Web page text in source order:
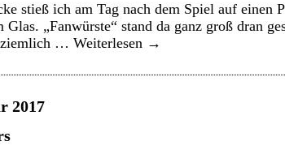
stieß ich am Tag nach dem Spiel auf einen
„Fanwürste“ stand da ganz groß dran
ziemlich … Weiterlesen →
2017